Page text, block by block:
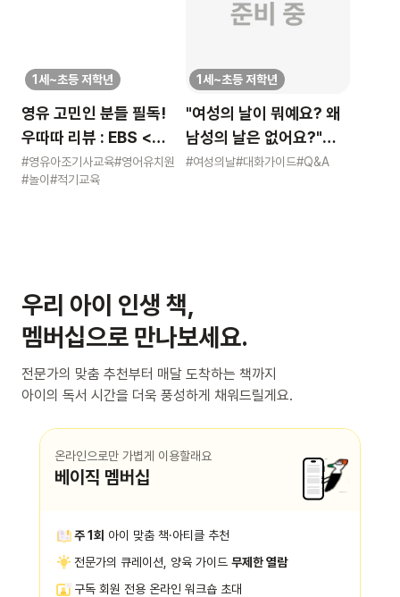
1세~초등 저학년
영유 고민인 분들 필독!
우따따 리뷰 : EBS <
영유아 사교육 보고서>
#영유아조기사교육#영어유치원
#놀이 #적기교육
1세~초등 저학년
"여성의 날이 뭐예요? 왜
남성의 날은 없어요?"
묻는 어린이에게 이렇게
#여성의날#대화가이드#Q&A
우리 아이 인생 책,
멤버십으로 만나보세요.
전문가의 맞춤 추천부터 매달 도착하는 책까지
아이의 독서 시간을 더욱 풍성하게 채워드릴게요.
온라인으로만 가볍게 이용할래요
베이직 멤버십
주 1회 아이 맞춤 책·아티클 추천
전문가의 큐레이션, 양육 가이드 무제한 열람
구독 회원 전용 온라인 워크숍 초대